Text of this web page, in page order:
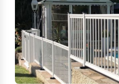
Un niveau,
•Une perceuse,
•Un marteau,
•Des goujons aux normes,